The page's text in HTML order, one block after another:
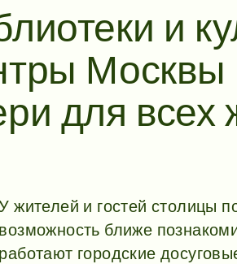
и
Москвы
для
жителей и гостей столицы
возможность ближе
работают городские